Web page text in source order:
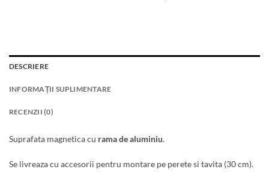
DESCRIERE
INFORMAȚII SUPLIMENTARE
RECENZII (0)
Suprafata magnetica cu rama de aluminiu.
Se livreaza cu accesorii pentru montare pe perete si tavita (30 cm).